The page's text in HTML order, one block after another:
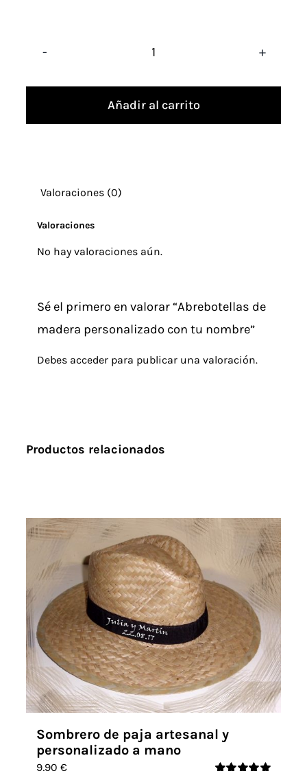
de
madera
Añadir al carrito
Valoraciones (0)
Valoraciones
No hay valoraciones aún.
Sé el primero en valorar “Abrebotellas de
madera personalizado con tu nombre”
Debes accederpara publicar una valoración.
Productos relacionados
Sombrero de paja artesanal y
personalizado a mano
9,90 €